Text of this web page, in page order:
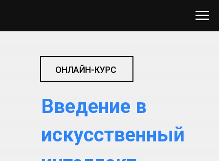
Введение в
искусственный
ОНЛАЙН-КУРС